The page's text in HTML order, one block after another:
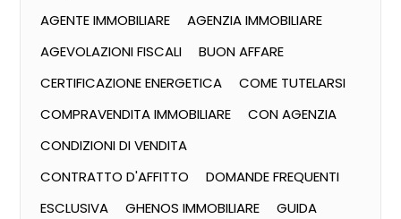
AGENTE IMMOBILIARE
AGENZIA IMMOBILIARE
AGEVOLAZIONI FISCALI
BUON AFFARE
CERTIFICAZIONE ENERGETICA
COME TUTELARSI
COMPRAVENDITA IMMOBILIARE
CON AGENZIA
CONDIZIONI DI VENDITA
CONTRATTO D'AFFITTO
DOMANDE FREQUENTI
ESCLUSIVA
GHENOS IMMOBILIARE
GUIDA